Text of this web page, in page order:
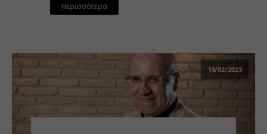
περισσότερα
15/02/2023